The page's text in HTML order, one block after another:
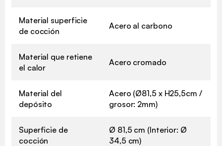
Material superficie
de cocción
Acero al carbono
Material que retiene
el calor
Acero cromado
Material del
depósito
Acero (Ø81,5 x H25,5cm /
grosor: 2mm)
Superficie de
cocción
Ø 81,5 cm (Interior: Ø
34,5 cm)